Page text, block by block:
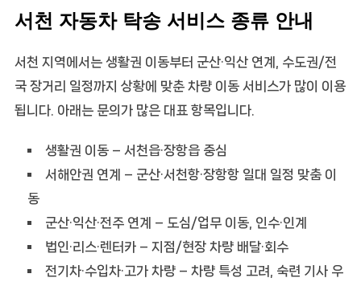
서천 자동차 탁송 서비스 종류 안내
서천 지역에서는 생활권 이동부터 군산·익산 연계, 수도권/전
국 장거리 일정까지 상황에 맞춘 차량 이동 서비스가 많이 이용
됩니다. 아래는 문의가 많은 대표 항목입니다.
생활권 이동– 서천읍·장항읍 중심
서해안권 연계 – 군산·서천항·장항항 일대 일정 맞춤 이
동
군산·익산·전주 연계 – 도심/업무 이동, 인수·인계
법인·리스·렌터카– 지점/현장 차량 배달·회수
전기차·수입차·고가 차량– 차량 특성 고려, 숙련 기사 우